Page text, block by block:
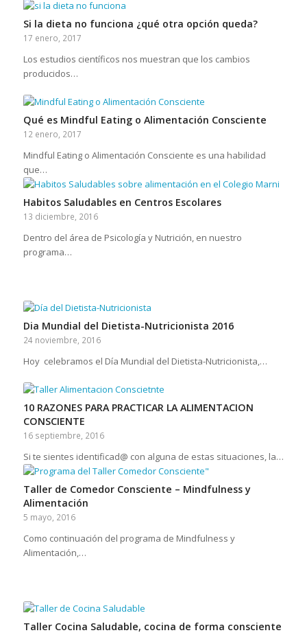
Si la dieta no funciona ¿qué otra opción queda?
17 enero, 2017
Los estudios científicos nos muestran que los cambios
producidos…
Qué es Mindful Eating o Alimentación Consciente
12 enero, 2017
Mindful Eating o Alimentación Consciente es una habilidad
que…
Habitos Saludables en Centros Escolares
13 diciembre, 2016
Dentro del área de Psicología y Nutrición, en nuestro
programa…
Dia Mundial del Dietista-Nutricionista 2016
24 noviembre, 2016
Hoy celebramos el Día Mundial del Dietista-Nutricionista,…
10 RAZONES PARA PRACTICAR LA ALIMENTACION
CONSCIENTE
16 septiembre, 2016
Si te sientes identificad@ con alguna de estas situaciones, la…
Taller de Comedor Consciente – Mindfulness y
Alimentación
5 mayo, 2016
Como continuación del programa de Mindfulness y
Alimentación,…
Taller Cocina Saludable, cocina de forma consciente